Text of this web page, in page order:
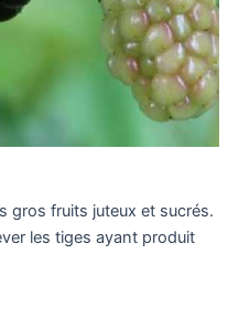
gros fruits juteux et sucrés.
les tiges ayant produit